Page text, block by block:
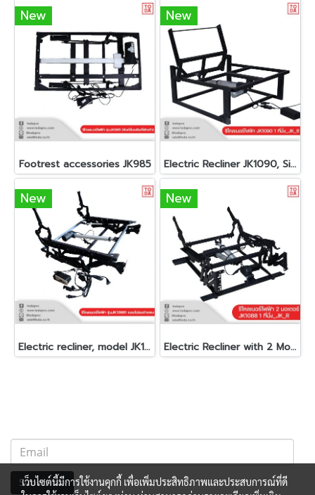
New
Footrest accessories JK985
New
Electric Recliner JK1090, Single Seat _JK_R
New
Electric recliner, model JK13681, adjustable pillow head
New
Electric Recliner with 2 Motors JK1088, Single Seat _JK_R
Subscribe
เว็บไซต์นี้มีการใช้งานคุกกี้ เพื่อเพิ่มประสิทธิภาพและประสบการณ์ที่ดี